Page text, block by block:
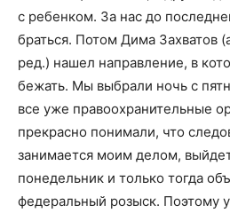
с ребенком. За нас до
браться. Потом Дима
ред.) нашел направление, в
бежать. Мы выбрали ночь с
все уже правоохранительные
прекрасно понимали, что
занимается моим делом,
понедельник и только тогда
федеральный розыск. Поэтому